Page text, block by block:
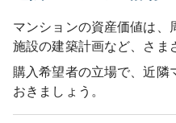
マンションの資産価値は、
施設の建築計画など、さま
購入希望者の立場で、近隣
おきましょう。